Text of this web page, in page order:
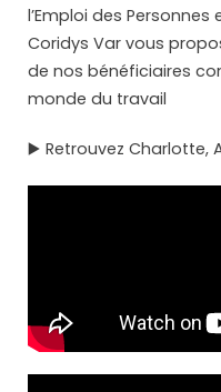
l’Emploi des
Coridys Var vous
de nos bénéficiaires
monde du travail
▶️ Retrouvez Charlotte,